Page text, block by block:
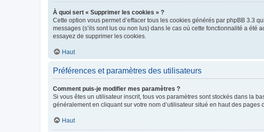
À quoi sert « Supprimer les cookies » ?
Cette option vous permet d’effacer tous les cookies générés par phpBB 3.3
messages (s’ils sont lus ou non lus) dans le cas où cette fonctionnalité a
essayez de supprimer les cookies.
Haut
Préférences et paramètres des utilisateurs
Comment puis-je modifier mes paramètres ?
Si vous êtes un utilisateur inscrit, tous vos paramètres sont stockés dans la
généralement en cliquant sur votre nom d’utilisateur situé en haut des
Haut